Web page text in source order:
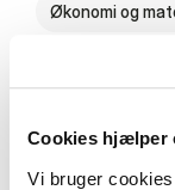
Cookies hjælper
Vi bruger
Økonomi og